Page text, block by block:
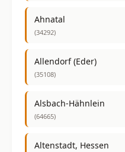
Ahnatal
(34292)
Allendorf (Eder)
(35108)
Alsbach-Hähnlein
(64665)
Altenstadt, Hessen